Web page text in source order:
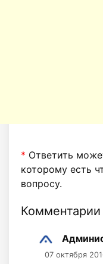
* Ответить
которому есть
вопросу.
Комментарии
07 октября